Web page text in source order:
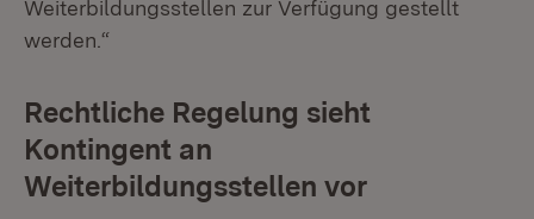
Weiterbildungsstellen zur Verfügung gestellt
werden.“
Rechtliche Regelung sieht
Kontingent an
Weiterbildungsstellen vor